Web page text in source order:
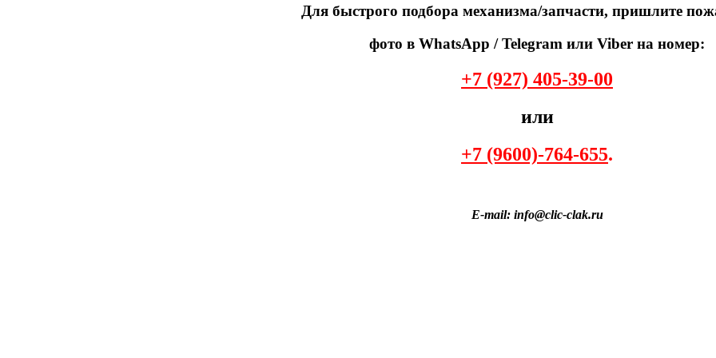
Для быстрого подбора механизма/запчасти, пришлите
фото в WhatsApp / Telegram или Viber на номер:
+7 (927) 405-39-00
или
+7 (9600)-764-655.
E-mail: info@clic-clak.ru